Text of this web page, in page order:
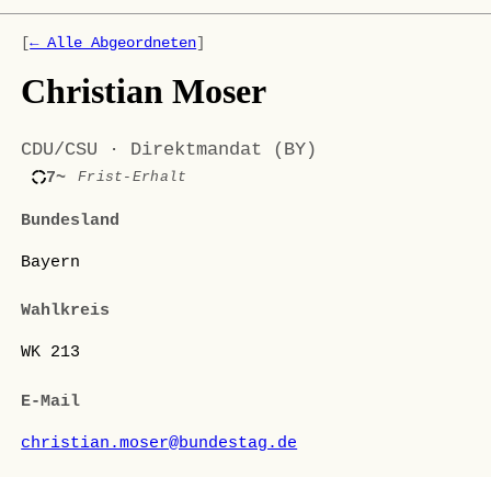
[← Alle Abgeordneten]
Christian Moser
CDU/CSU · Direktmandat (BY)
7~ Frist-Erhalt
Bundesland
Bayern
Wahlkreis
WK 213
E-Mail
christian.moser@bundestag.de